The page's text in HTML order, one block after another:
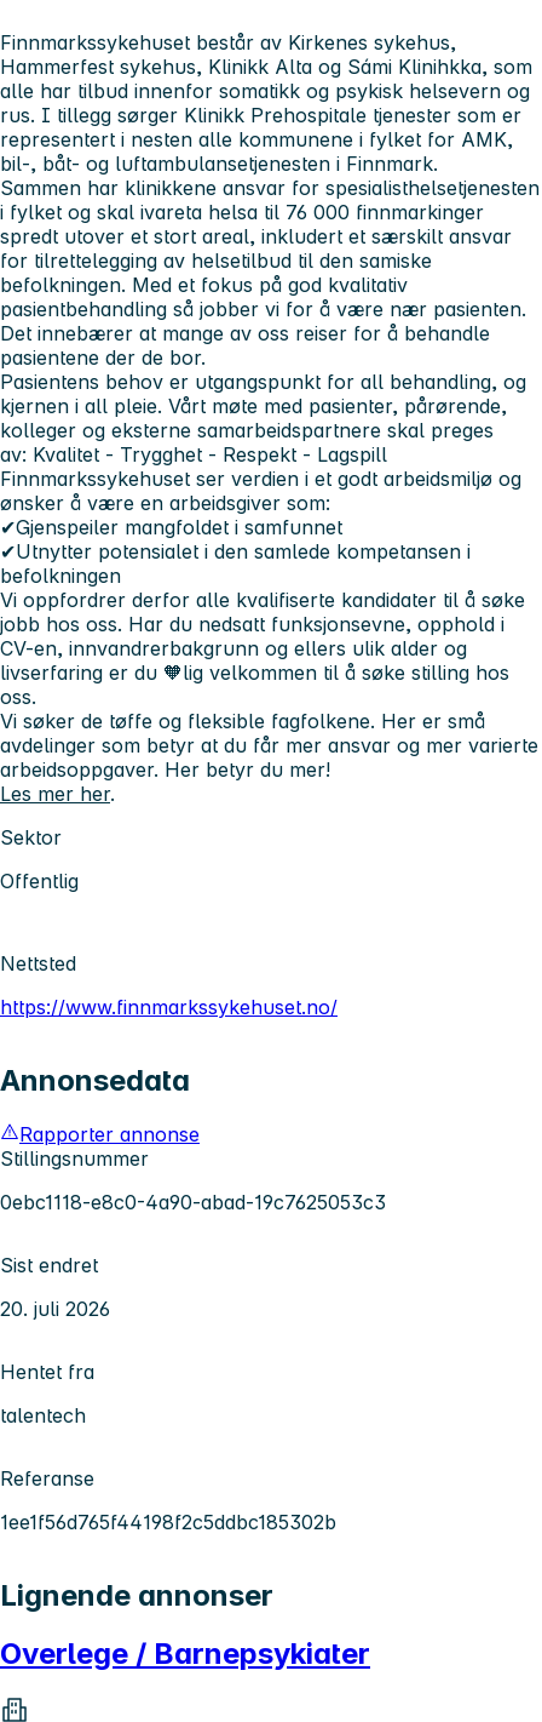
Finnmarkssykehuset består av Kirkenes sykehus,
Hammerfest sykehus, Klinikk Alta og Sámi Klinihkka, som
alle har tilbud innenfor somatikk og psykisk helsevern og
rus. I tillegg sørger Klinikk Prehospitale tjenester som er
representert i nesten alle kommunene i fylket for AMK,
bil-, båt- og luftambulansetjenesten i Finnmark.
Sammen har klinikkene ansvar for spesialisthelsetjenesten
i fylket og skal ivareta helsa til 76 000 finnmarkinger
spredt utover et stort areal, inkludert et særskilt ansvar
for tilrettelegging av helsetilbud til den samiske
befolkningen. Med et fokus på god kvalitativ
pasientbehandling så jobber vi for å være nær pasienten.
Det innebærer at mange av oss reiser for å behandle
pasientene der de bor.
Pasientens behov er utgangspunkt for all behandling, og
kjernen i all pleie. Vårt møte med pasienter, pårørende,
kolleger og eksterne samarbeidspartnere skal preges
av: Kvalitet - Trygghet - Respekt - Lagspill
Finnmarkssykehuset ser verdien i et godt arbeidsmiljø og
ønsker å være en arbeidsgiver som:
✔Gjenspeiler mangfoldet i samfunnet
✔Utnytter potensialet i den samlede kompetansen i
befolkningen
Vi oppfordrer derfor alle kvalifiserte kandidater til å søke
jobb hos oss. Har du nedsatt funksjonsevne, opphold i
CV-en, innvandrerbakgrunn og ellers ulik alder og
livserfaring er du 🧡lig velkommen til å søke stilling hos
oss.
Vi søker de tøffe og fleksible fagfolkene. Her er små
avdelinger som betyr at du får mer ansvar og mer varierte
arbeidsoppgaver. Her betyr du mer!
Les mer her.
Sektor
Offentlig
Nettsted
https://www.finnmarkssykehuset.no/
Annonsedata
Rapporter annonse
Stillingsnummer
0ebc1118-e8c0-4a90-abad-19c7625053c3
Sist endret
20. juli 2026
Hentet fra
talentech
Referanse
1ee1f56d765f44198f2c5ddbc185302b
Lignende annonser
Overlege / Barnepsykiater